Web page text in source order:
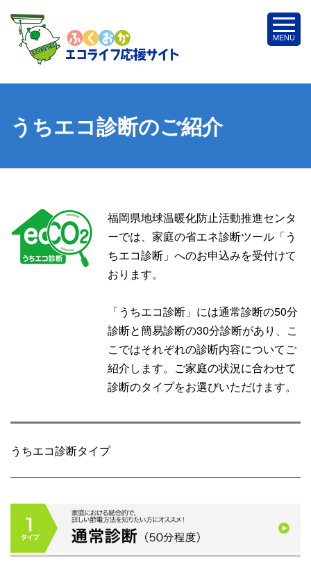
うちエコ診断のご紹介
福岡県地球温暖化防止活動推進センタ
ーでは、家庭の省エネ診断ツール「う
ちエコ診断」へのお申込みを受付けて
おります。
「うちエコ診断」には通常診断の50分
診断と簡易診断の30分診断があり、こ
こではそれぞれの診断内容についてご
紹介します。ご家庭の状況に合わせて
診断のタイプをお選びいただけます。
うちエコ診断タイプ